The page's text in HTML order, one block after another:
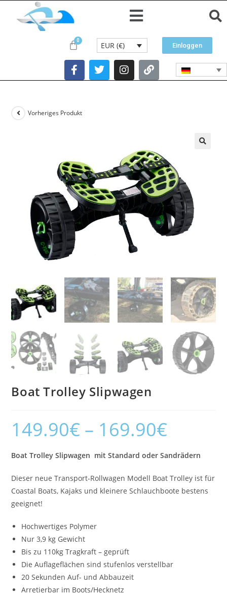
EUR (€) Einloggen
Vorheriges Produkt
Boat Trolley Slipwagen
149.90€ – 169.90€
Boat Trolley Slipwagen mit Standard oder Sandrädern
Dieser neue Transport-Rollwagen Modell Boat Trolley ist für
Coastal Boats, Kajaks und kleinere Schlauchboote bestens
geeignet!
Hochwertiges Polymer
Nur 3,9 kg Gewicht
Bis zu 110kg Tragkraft – geprüft
Die Auflageflächen sind stufenlos verstellbar
20 Sekunden Auf- und Abbauzeit
Arretierbar im Boots/Hecknetz